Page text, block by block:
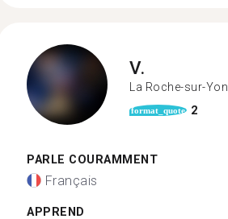
V.
La Roche-sur-Yon
format_quote 2
PARLE COURAMMENT
Français
APPREND